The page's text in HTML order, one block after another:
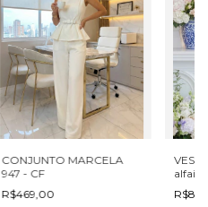
CONJUNTO MARCELA
947 - CF
R$469,00